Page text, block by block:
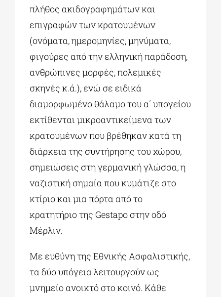
πλήθος ακιδογραφημάτων και
επιγραφών των κρατουμένων
(ονόματα, ημερομηνίες, μηνύματα,
φιγούρες από την ελληνική παράδοση,
ανθρώπινες μορφές, πολεμικές
σκηνές κ.ά.), ενώ σε ειδικά
διαμορφωμένο θάλαμο του α΄ υπογείου
εκτίθενται μικροαντικείμενα των
κρατουμένων που βρέθηκαν κατά τη
διάρκεια της συντήρησης του χώρου,
σημειώσεις στη γερμανική γλώσσα, η
ναζιστική σημαία που κυμάτιζε στο
κτίριο και μια πόρτα από το
κρατητήριο της Gestapo στην οδό
Μέρλιν.
Με ευθύνη της Εθνικής Ασφαλιστικής,
τα δύο υπόγεια λειτουργούν ως
μνημείο ανοικτό στο κοινό. Κάθε